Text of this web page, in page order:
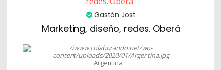
Gastón Jost
Marketing, diseño, redes. Oberá
Argentina